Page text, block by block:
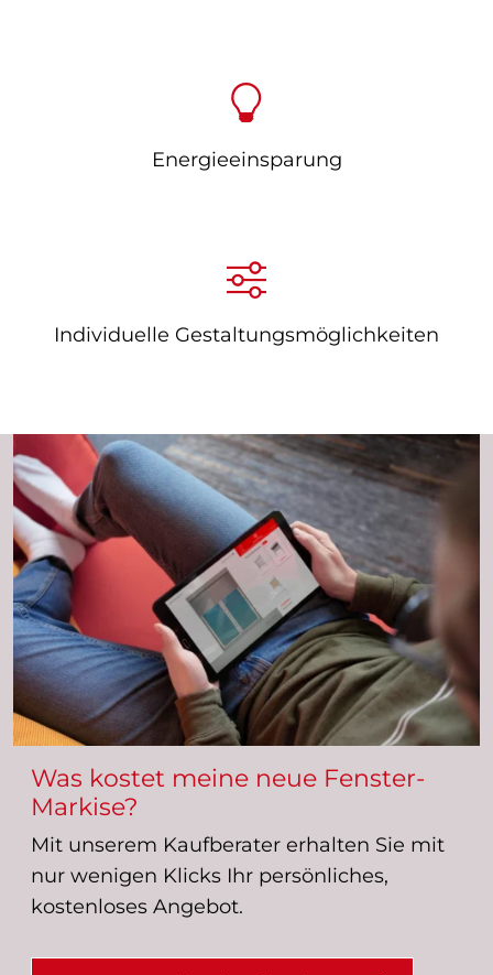
Energieeinsparung
Individuelle Gestaltungsmöglichkeiten
Was kostet meine neue Fenster-
Markise?
Mit unserem Kaufberater erhalten Sie mit
nur wenigen Klicks Ihr persönliches,
kostenloses Angebot.